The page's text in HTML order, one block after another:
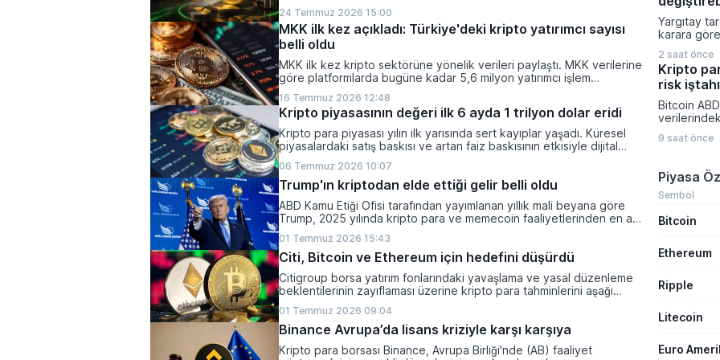
24 Temmuz 2026 15:00
MKK ilk kez açıkladı: Türkiye'deki kripto yatırımcı sayısı
belli oldu
MKK ilk kez kripto sektörüne yönelik verileri paylaştı. MKK verilerine
göre platformlarda bugüne kadar 5,6 milyon yatırımcı işlem
olarak belirlendi.
16 Temmuz 2026 12:48
Kripto piyasasının değeri ilk 6 ayda 1 trilyon dolar eridi
Kripto para piyasası yılın ilk yarısında sert kayıplar yaşadı. Küresel
piyasalardaki satış baskısı ve artan faiz baskısının etkisiyle dijital
kaydetti.
06 Temmuz 2026 10:07
Trump'ın kriptodan elde ettiği gelir belli oldu
ABD Kamu Etiği Ofisi tarafından yayımlanan yıllık mali beyana göre
Trump, 2025 yılında kripto para ve memecoin faaliyetlerinden en az
01 Temmuz 2026 15:43
Citi, Bitcoin ve Ethereum için hedefini düşürdü
Citigroup borsa yatırım fonlarındaki yavaşlama ve yasal düzenleme
beklentilerinin zayıflaması üzerine kripto para tahminlerini aşağı
01 Temmuz 2026 09:04
Binance Avrupa’da lisans kriziyle karşı karşıya
Kripto para borsası Binance, Avrupa Birliği'nde (AB) faaliyet
bilgilerinin
titizlikle
için en
gösteriliyor.
Yargıtay
karara
prim
tazminatı
yasal bir
Takım
işçinin
primlerin
hükmetti.
2 saat önce
Kripto
risk
Bitcoin
dönemde
gelişmelere
9 saat önce
Piyasa
Sembol
Bitcoin
Ethereum
Ripple
Litecoin
Euro